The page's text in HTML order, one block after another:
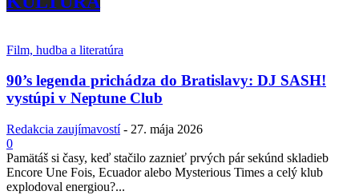
Film, hudba a literatúra
90’s legenda prichádza do Bratislavy: DJ SASH!
vystúpi v Neptune Club
Redakcia zaujímavostí - 27. mája 2026
0
Pamätáš si časy, keď stačilo zaznieť prvých pár sekúnd skladieb
Encore Une Fois, Ecuador alebo Mysterious Times a celý klub
explodoval energiou?...